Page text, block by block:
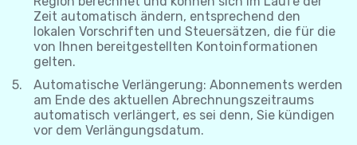
Zeit automatisch ändern, entsprechend den
lokalen Vorschriften und Steuersätzen, die für die
von Ihnen bereitgestellten Kontoinformationen
gelten.
Automatische Verlängerung: Abonnements werden
am Ende des aktuellen Abrechnungszeitraums
automatisch verlängert, es sei denn, Sie kündigen
vor dem Verlängungsdatum.